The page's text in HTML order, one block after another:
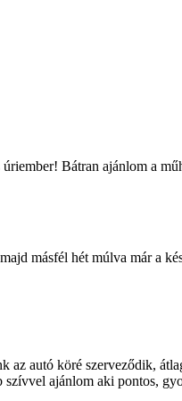
Bátran ajánlom a
másfél hét múlva már a
autó köré szerveződik,
ajánlom aki pontos,